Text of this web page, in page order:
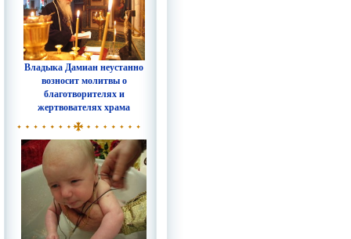
Владыка Дамиан неустанно
возносит молитвы о
благотворителях и
жертвователях храма